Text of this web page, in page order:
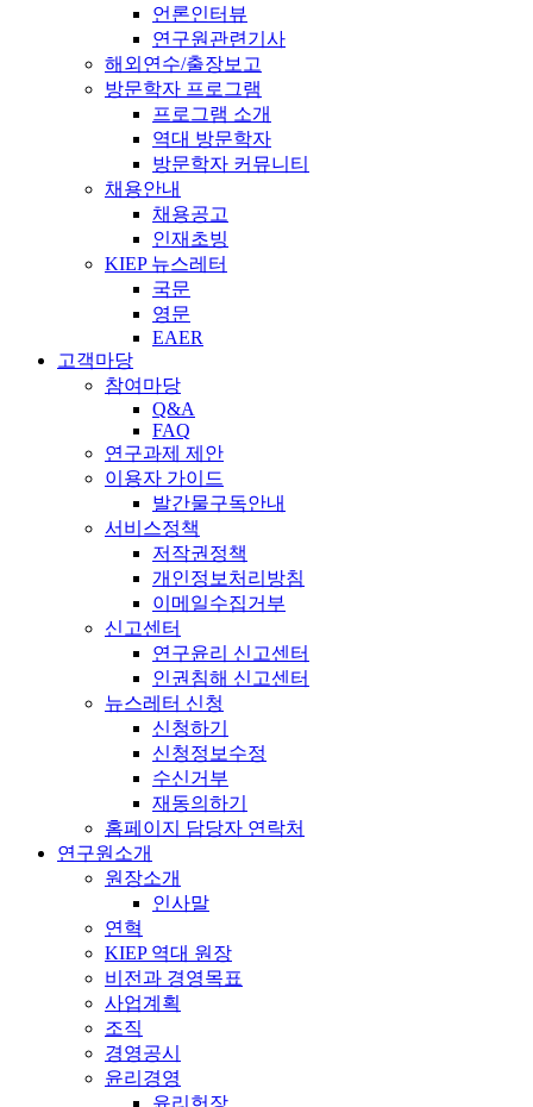
언론인터뷰
연구원관련기사
해외연수/출장보고
방문학자 프로그램
프로그램 소개
역대 방문학자
방문학자 커뮤니티
채용안내
채용공고
인재초빙
KIEP 뉴스레터
국문
영문
EAER
고객마당
참여마당
Q&A
FAQ
연구과제 제안
이용자 가이드
발간물구독안내
서비스정책
저작권정책
개인정보처리방침
이메일수집거부
신고센터
연구윤리 신고센터
인권침해 신고센터
뉴스레터 신청
신청하기
신청정보수정
수신거부
재동의하기
홈페이지 담당자 연락처
연구원소개
원장소개
인사말
연혁
KIEP 역대 원장
비전과 경영목표
사업계획
조직
경영공시
윤리경영
윤리헌장